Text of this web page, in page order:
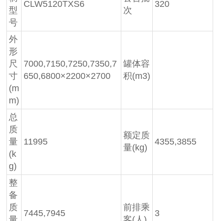
型
号
CLW5120TXS6
次
320
外
形
尺
寸
(m
m)
7000,7150,7250,7350,7
650,6800×2200×2700
罐体容
积(m3)
总
质
量
(k
g)
11995
额定质
量(kg)
4355,3855
整
备
质
7445,7945
前排乘
3